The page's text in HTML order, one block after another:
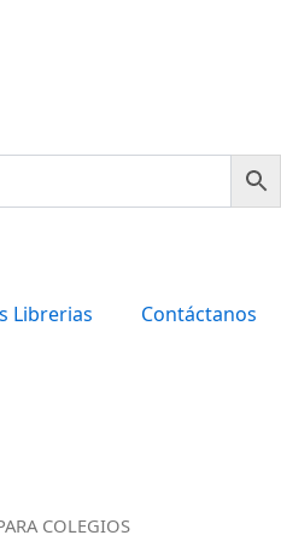
Librerias Contáctanos
COLEGIOS